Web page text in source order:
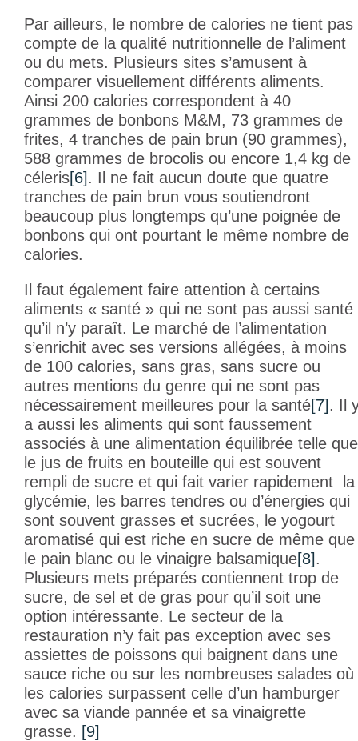
Par ailleurs, le nombre de calories ne tient pas
compte de la qualité nutritionnelle de l’aliment
ou du mets. Plusieurs sites s’amusent à
comparer visuellement différents aliments.
Ainsi 200 calories correspondent à 40
grammes de bonbons M&M, 73 grammes de
frites, 4 tranches de pain brun (90 grammes),
588 grammes de brocolis ou encore 1,4 kg de
céleris[6]. Il ne fait aucun doute que quatre
tranches de pain brun vous soutiendront
beaucoup plus longtemps qu’une poignée de
bonbons qui ont pourtant le même nombre de
calories.
Il faut également faire attention à certains
aliments « santé » qui ne sont pas aussi santé
qu’il n’y paraît. Le marché de l’alimentation
s’enrichit avec ses versions allégées, à moins
de 100 calories, sans gras, sans sucre ou
autres mentions du genre qui ne sont pas
nécessairement meilleures pour la santé[7]. Il
a aussi les aliments qui sont faussement
associés à une alimentation équilibrée telle que
le jus de fruits en bouteille qui est souvent
rempli de sucre et qui fait varier rapidement la
glycémie, les barres tendres ou d’énergies qui
sont souvent grasses et sucrées, le yogourt
aromatisé qui est riche en sucre de même que
le pain blanc ou le vinaigre balsamique[8].
Plusieurs mets préparés contiennent trop de
sucre, de sel et de gras pour qu’il soit une
option intéressante. Le secteur de la
restauration n’y fait pas exception avec ses
assiettes de poissons qui baignent dans une
sauce riche ou sur les nombreuses salades où
les calories surpassent celle d’un hamburger
avec sa viande pannée et sa vinaigrette
grasse. [9]